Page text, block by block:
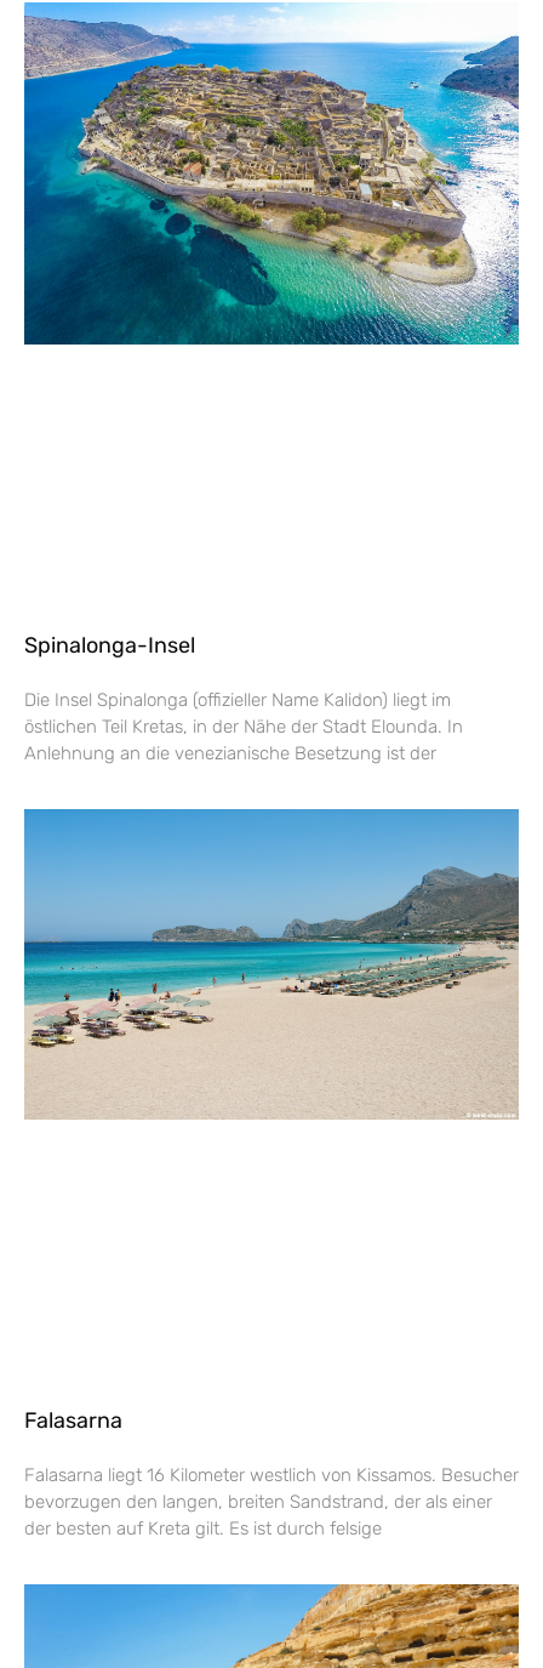
Spinalonga-Insel
Die Insel Spinalonga (offizieller Name Kalidon) liegt im
östlichen Teil Kretas, in der Nähe der Stadt Elounda. In
Anlehnung an die venezianische Besetzung ist der
Falasarna
Falasarna liegt 16 Kilometer westlich von Kissamos. Besucher
bevorzugen den langen, breiten Sandstrand, der als einer
der besten auf Kreta gilt. Es ist durch felsige